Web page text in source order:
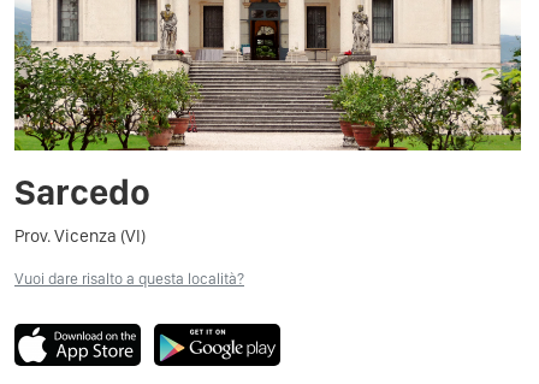
Sarcedo
Prov. Vicenza (VI)
Vuoi dare risalto a questa località?